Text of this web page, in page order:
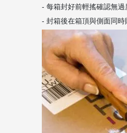
- 每箱封好前輕搖確認無過
- 封箱後在箱頂與側面同時